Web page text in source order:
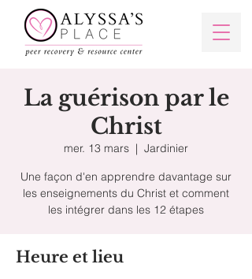
La guérison par le
Christ
mer. 13 mars
  |
Jardinier
Une façon d'en apprendre davantage sur
les enseignements du Christ et comment
les intégrer dans les 12 étapes
Heure et lieu